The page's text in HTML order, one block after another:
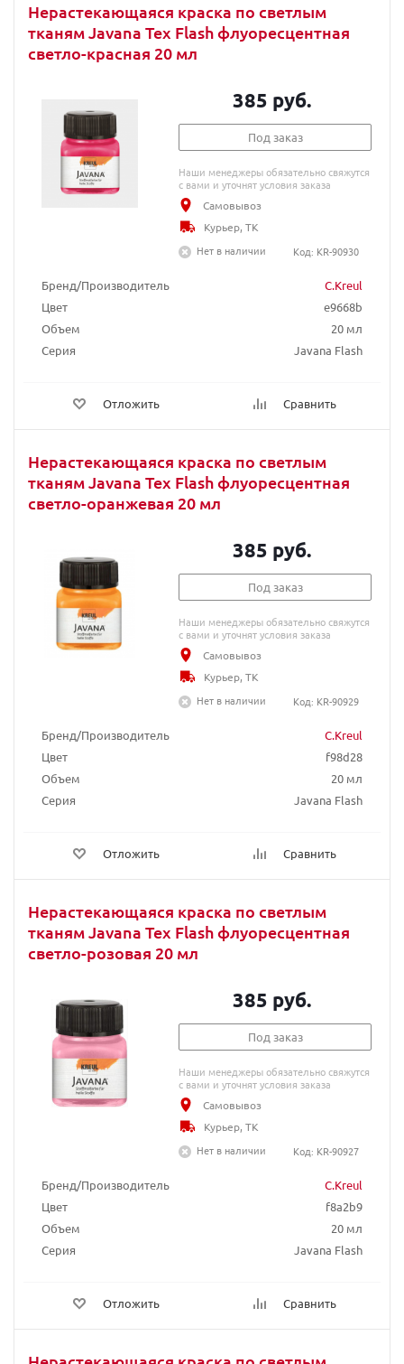
Нерастекающаяся краска по светлым
тканям Javana Tex Flash флуоресцентная
светло-красная 20 мл
Бренд/Производитель
C.Kreul
Цвет
e9668b
Объем
20 мл
Серия
Javana Flash
Отложить Сравнить
385 руб.
Под заказ
Наши менеджеры обязательно свяжутся
с вами и уточнят условия заказа
Самовывоз
Курьер, ТК
Нет в наличии
Код: KR-90930
Нерастекающаяся краска по светлым
тканям Javana Tex Flash флуоресцентная
светло-оранжевая 20 мл
Бренд/Производитель
C.Kreul
Цвет
f98d28
Объем
20 мл
Серия
Javana Flash
Отложить Сравнить
385 руб.
Под заказ
Наши менеджеры обязательно свяжутся
с вами и уточнят условия заказа
Самовывоз
Курьер, ТК
Нет в наличии
Код: KR-90929
Нерастекающаяся краска по светлым
тканям Javana Tex Flash флуоресцентная
светло-розовая 20 мл
Бренд/Производитель
C.Kreul
Цвет
f8a2b9
Объем
20 мл
Серия
Javana Flash
Отложить Сравнить
385 руб.
Под заказ
Наши менеджеры обязательно свяжутся
с вами и уточнят условия заказа
Самовывоз
Курьер, ТК
Нет в наличии
Код: KR-90927